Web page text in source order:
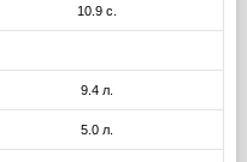
10.9 с.
9.4 л.
5.0 л.